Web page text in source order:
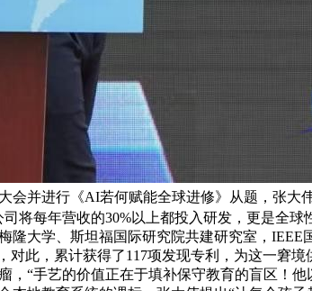
并进行《AI若何赋能全球进修》从题，张大
将每年营收的30%以上都投入研发，更是全
大学、斯坦福国际研究院共建研究室，
此，累计获得了117项发现专利，为这一窘
“手艺的价值正在于填补保守教育的盲区！